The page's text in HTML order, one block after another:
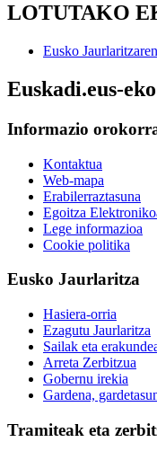
LOTUTAKO
Eusko
Euskadi.eus-
Informazio
Kontaktua
Web-mapa
Erabilerraztasuna
Egoitza
Lege informazioa
Cookie politika
Eusko Jaurlaritza
Hasiera-orria
Ezagutu Jaurlaritza
Sailak eta
Arreta Zerbitzua
Gobernu irekia
Gardena,
Tramiteak eta